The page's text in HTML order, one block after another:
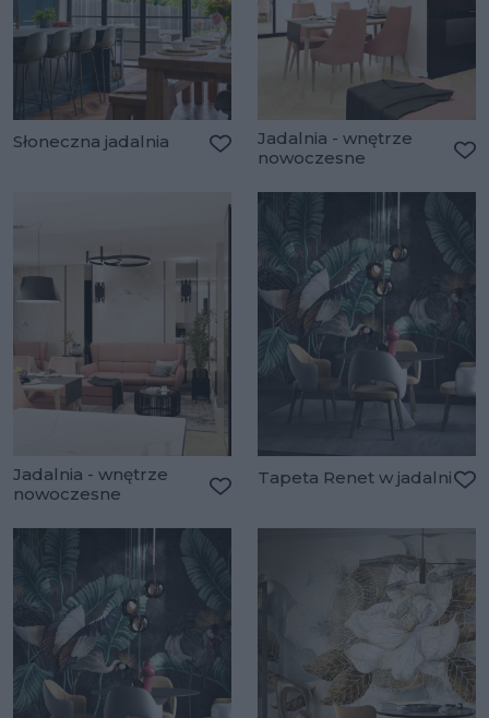
Słoneczna jadalnia
Dodaj do ulubionych
Jadalnia - wnętrze
nowoczesne
Jadalnia - wnętrze
nowoczesne
Tapeta Renet w jadalni